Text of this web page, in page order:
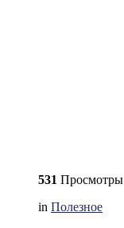
531 Просмотры
in Полезное